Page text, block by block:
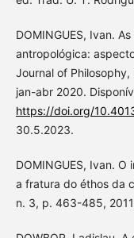
DOMINGUES, Ivan.
antropológica:
Journal of
jan-abr 2020.
https://doi.org/
30.5.2023.
DOMINGUES, Ivan.
a fratura do éthos da
n. 3, p. 463-485,